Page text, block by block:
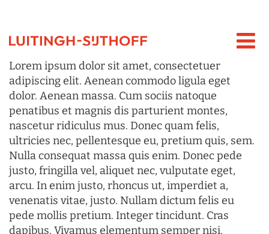
Lorem ipsum dolor sit amet, consectetuer
adipiscing elit. Aenean commodo ligula eget
dolor. Aenean massa. Cum sociis natoque
penatibus et magnis dis parturient montes,
nascetur ridiculus mus. Donec quam felis,
ultricies nec, pellentesque eu, pretium quis, sem.
Nulla consequat massa quis enim. Donec pede
justo, fringilla vel, aliquet nec, vulputate eget,
arcu. In enim justo, rhoncus ut, imperdiet a,
venenatis vitae, justo. Nullam dictum felis eu
pede mollis pretium. Integer tincidunt. Cras
dapibus. Vivamus elementum semper nisi.